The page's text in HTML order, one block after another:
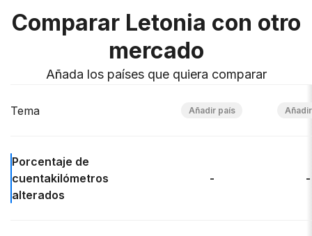
Comparar Letonia con otro
mercado
Añada los países que quiera comparar
Tema
Porcentaje de
cuentakilómetros
alterados
- -